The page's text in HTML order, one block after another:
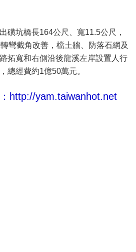
磺坑橋長164公尺、寬11.5公尺，
彎截角改善，檔土牆、防落石網及
拓寬和右側沿後龍溪左岸設置人行
總經費約1億50萬元。
http://yam.taiwanhot.net